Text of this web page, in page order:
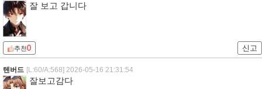
잘 보고 갑니다
추천0 신고
텐버드 [L:60/A:568] 2026-05-16 21:31:54
잘보고감다